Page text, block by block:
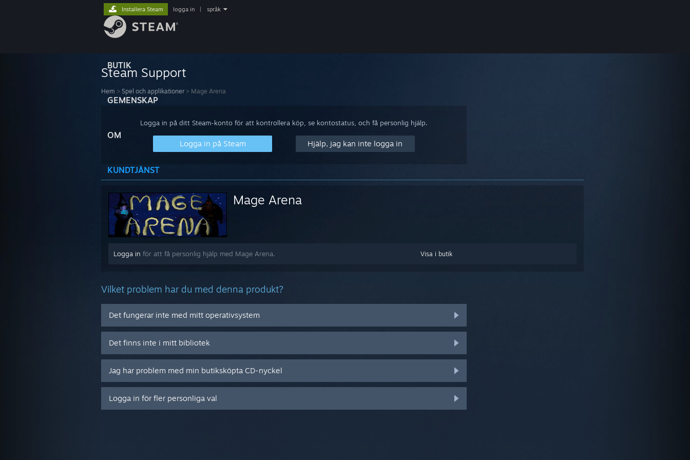
BUTIK
GEMENSKAP
OM
KUNDTJÄNST
Installera Steam logga in språk
Steam Support
Hem > Spel och applikationer > Mage Arena
Logga in på ditt Steam-konto för att kontrollera köp, se kontostatus, och få personlig hjälp.
Logga in på Steam Hjälp, jag kan inte logga in
Mage Arena
Visa i butik
Logga in för att få personlig hjälp med Mage Arena.
Vilket problem har du med denna produkt?
Det fungerar inte med mitt operativsystem
Det finns inte i mitt bibliotek
Jag har problem med min butiksköpta CD-nyckel
Logga in för fler personliga val